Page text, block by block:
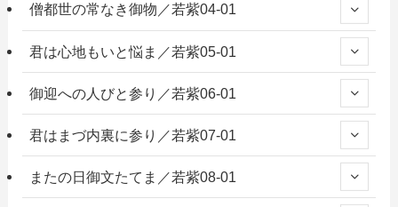
僧都世の常なき御物／若紫04-01
君は心地もいと悩ま／若紫05-01
御迎への人びと参り／若紫06-01
君はまづ内裏に参り／若紫07-01
またの日御文たてま／若紫08-01